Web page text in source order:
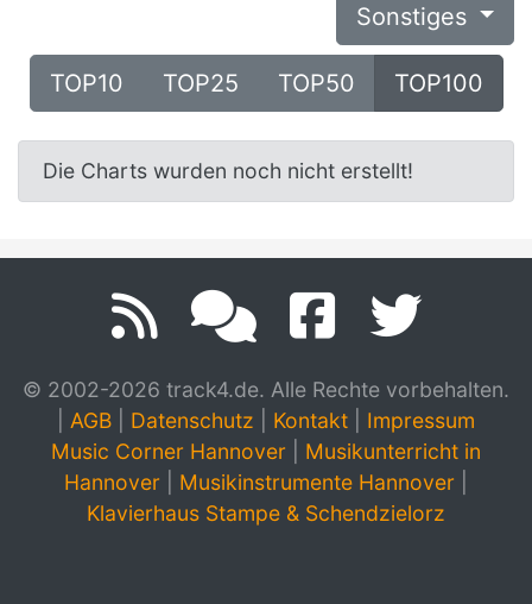
Sonstiges
TOP10 TOP25 TOP50 TOP100
Die Charts wurden noch nicht erstellt!
© 2002-2026 track4.de. Alle Rechte vorbehalten.
AGB Datenschutz Kontakt
Impressum
Music Corner Hannover
Musikunterricht in
Hannover
Musikinstrumente Hannover
Klavierhaus Stampe & Schendzielorz